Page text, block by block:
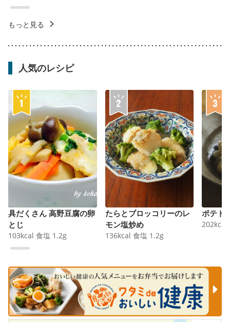
もっと見る
人気のレシピ
具だくさん 高野豆腐の卵
とじ
103kcal 食塩 1.2g
たらとブロッコリーのレ
モン塩炒め
136kcal 食塩 1.2g
ポテト
202kcal